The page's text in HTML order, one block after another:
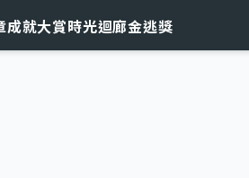
成就大賞時光迴廊金逃獎